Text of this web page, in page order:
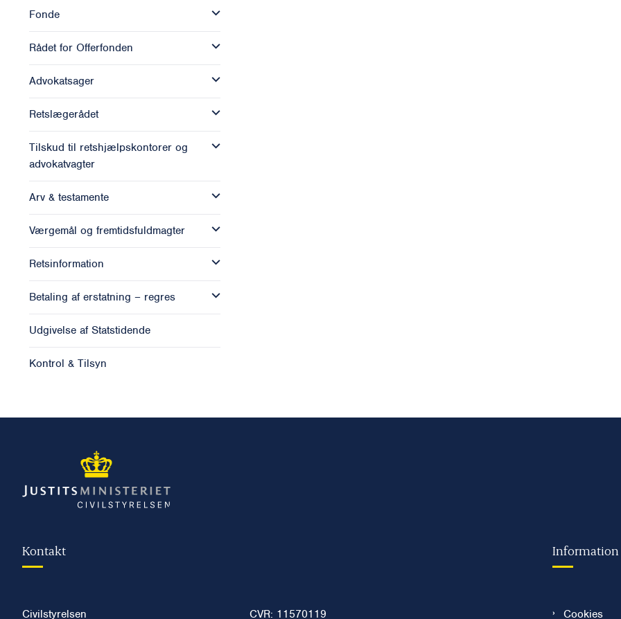
Fonde
Rådet for Offerfonden
Advokatsager
Retslægerådet
Tilskud til retshjælpskontorer og
advokatvagter
Arv & testamente
Værgemål og fremtidsfuldmagter
Retsinformation
Betaling af erstatning – regres
Udgivelse af Statstidende
Kontrol & Tilsyn
Kontakt
Civilstyrelsen CVR: 11570119
Information
Cookies